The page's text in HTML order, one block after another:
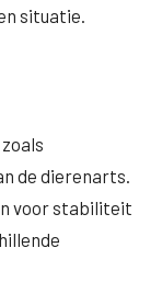
situatie.
de dierenarts.
voor stabiliteit